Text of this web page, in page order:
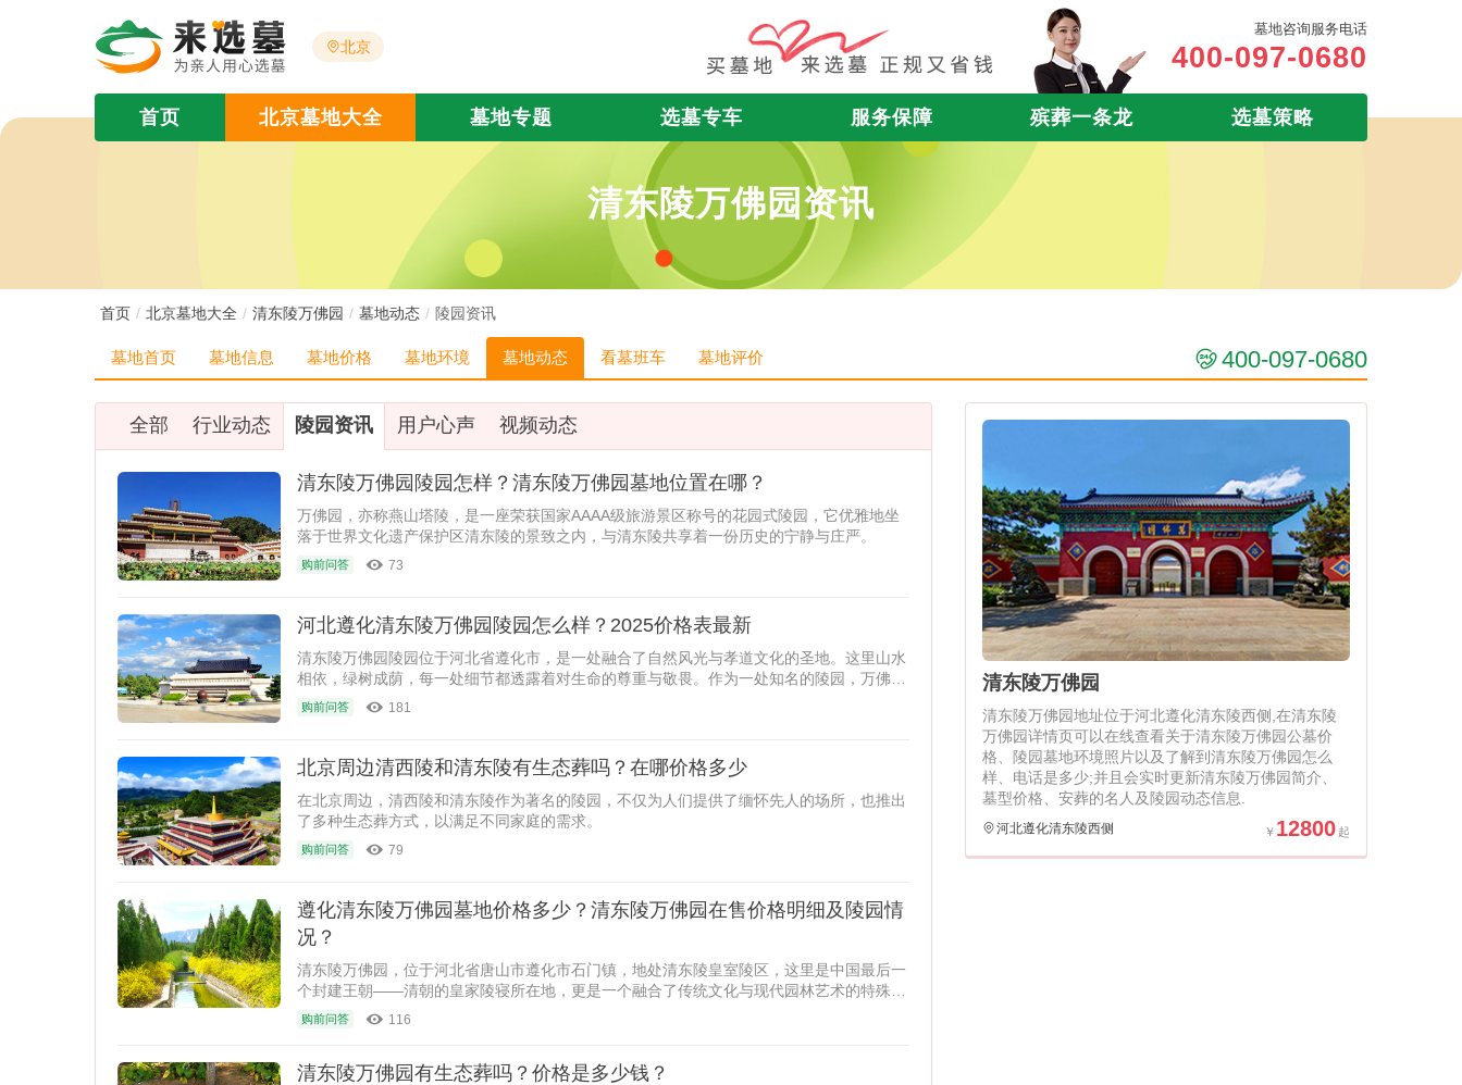
北京
墓地咨询服务电话
400-097-0680
首页 北京墓地大全 墓地专题 选墓专车 服务保障 殡葬一条龙 选墓策略
清东陵万佛园资讯
首页 北京墓地大全 清东陵万佛园 墓地动态 陵园资讯
墓地首页 墓地信息 墓地价格 墓地环境 墓地动态 看墓班车 墓地评价 400-097-0680
清东陵万佛园
清东陵万佛园地址位于河北遵化清东陵西侧,在清东陵
万佛园详情页可以在线查看关于清东陵万佛园公墓价
格、陵园墓地环境照片以及了解到清东陵万佛园怎么
样、电话是多少;并且会实时更新清东陵万佛园简介、
墓型价格、安葬的名人及陵园动态信息.
河北遵化清东陵西侧 12800
全部 行业动态 陵园资讯 用户心声 视频动态
清东陵万佛园陵园怎样？清东陵万佛园墓地位置在哪？
万佛园，亦称燕山塔陵，是一座荣获国家AAAA级旅游景区称号的花园式陵园，它优雅地坐
落于世界文化遗产保护区清东陵的景致之内，与清东陵共享着一份历史的宁静与庄严。
购前问答 73
河北遵化清东陵万佛园陵园怎么样？2025价格表最新
清东陵万佛园陵园位于河北省遵化市，是一处融合了自然风光与孝道文化的圣地。这里山水
相依，绿树成荫，每一处细节都透露着对生命的尊重与敬畏。作为一处知名的陵园，万佛园
提供了多样化的安息选择。
购前问答 181
北京周边清西陵和清东陵有生态葬吗？在哪价格多少
在北京周边，清西陵和清东陵作为著名的陵园，不仅为人们提供了缅怀先人的场所，也推出
了多种生态葬方式，以满足不同家庭的需求。
购前问答 79
遵化清东陵万佛园墓地价格多少？清东陵万佛园在售价格明细及陵园情
况？
清东陵万佛园，位于河北省唐山市遵化市石门镇，地处清东陵皇室陵区，这里是中国最后一
个封建王朝——清朝的皇家陵寝所在地，更是一个融合了传统文化与现代园林艺术的特殊场
所。那么清
购前问答 116
清东陵万佛园有生态葬吗？价格是多少钱？